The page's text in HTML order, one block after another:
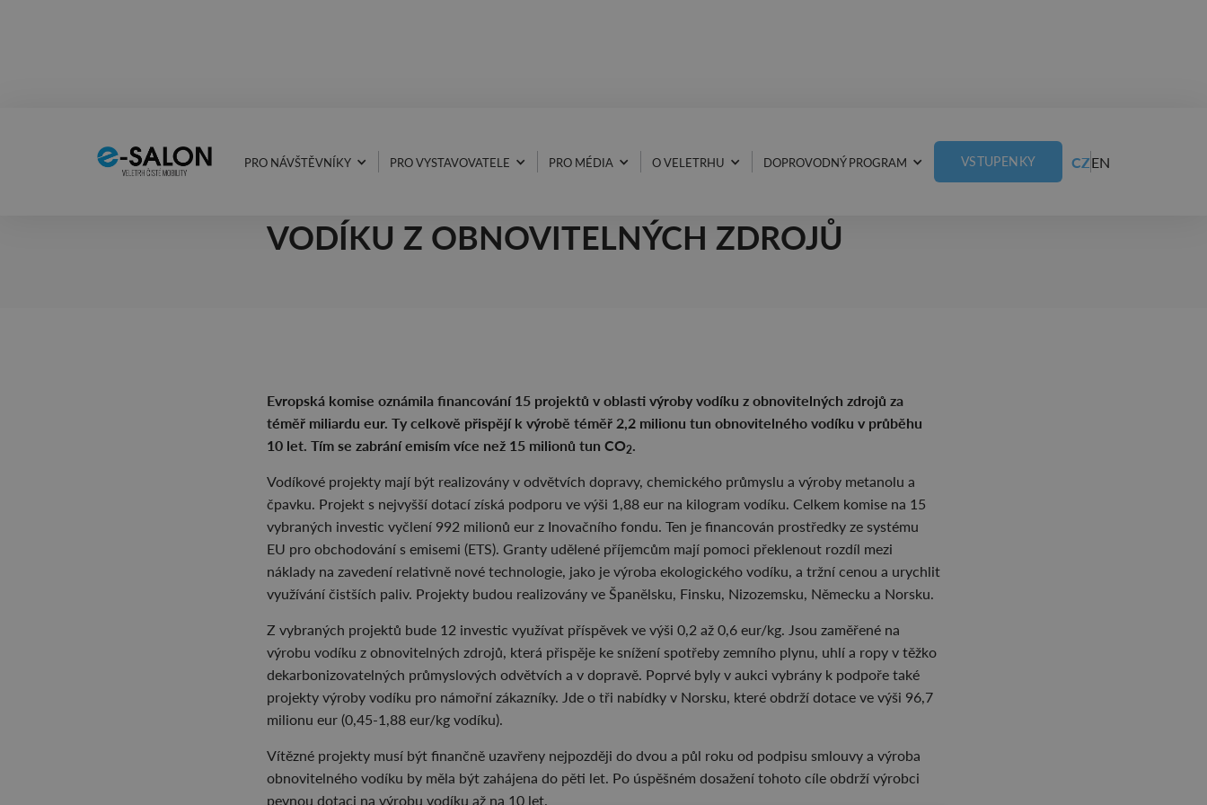
PRO NÁVŠTĚVNÍKY PRO VYSTAVOVATELE PRO MÉDIA O VELETRHU DOPROVODNÝ PROGRAM VSTUPENKY CZEN
25.7.2025
VODÍKU Z OBNOVITELNÝCH ZDROJŮ
Evropská komise oznámila financování 15 projektů v oblasti výroby vodíku z obnovitelných zdrojů za
téměř miliardu eur. Ty celkově přispějí k výrobě téměř 2,2 milionu tun obnovitelného vodíku v průběhu
10 let. Tím se zabrání emisím více než 15 milionů tun CO2.
Vodíkové projekty mají být realizovány v odvětvích dopravy, chemického průmyslu a výroby metanolu a
čpavku. Projekt s nejvyšší dotací získá podporu ve výši 1,88 eur na kilogram vodíku. Celkem komise na 15
vybraných investic vyčlení 992 milionů eur z Inovačního fondu. Ten je financován prostředky ze systému
EU pro obchodování s emisemi (ETS). Granty udělené příjemcům mají pomoci překlenout rozdíl mezi
náklady na zavedení relativně nové technologie, jako je výroba ekologického vodíku, a tržní cenou a urychlit
využívání čistších paliv. Projekty budou realizovány ve Španělsku, Finsku, Nizozemsku, Německu a Norsku.
Z vybraných projektů bude 12 investic využívat příspěvek ve výši 0,2 až 0,6 eur/kg. Jsou zaměřené na
výrobu vodíku z obnovitelných zdrojů, která přispěje ke snížení spotřeby zemního plynu, uhlí a ropy v těžko
dekarbonizovatelných průmyslových odvětvích a v dopravě. Poprvé byly v aukci vybrány k podpoře také
projekty výroby vodíku pro námořní zákazníky. Jde o tři nabídky v Norsku, které obdrží dotace ve výši 96,7
milionu eur (0,45-1,88 eur/kg vodíku).
Vítězné projekty musí být finančně uzavřeny nejpozději do dvou a půl roku od podpisu smlouvy a výroba
obnovitelného vodíku by měla být zahájena do pěti let. Po úspěšném dosažení tohoto cíle obdrží výrobci
pevnou dotaci na výrobu vodíku až na 10 let.